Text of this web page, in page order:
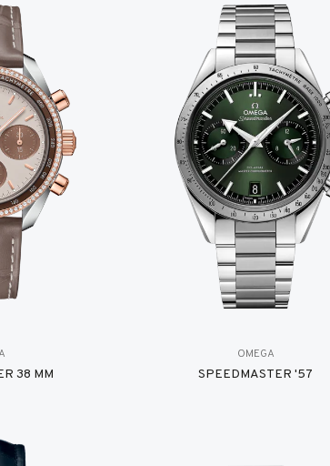
38 MM
OMEGA
SPEEDMASTER '57